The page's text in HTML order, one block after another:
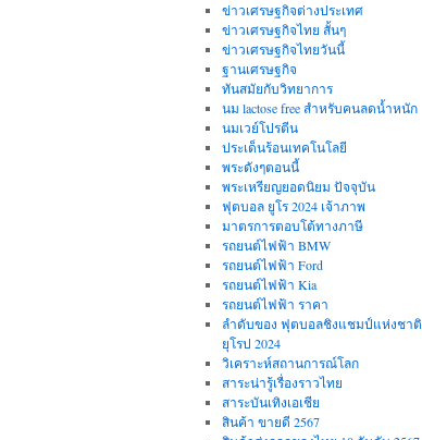
ข่าวเศรษฐกิจต่างประเทศ
ข่าวเศรษฐกิจไทย สั้นๆ
ข่าวเศรษฐกิจไทยวันนี้
ฐานเศรษฐกิจ
ทันสมัยกับวิทยาการ
นม lactose free สำหรับคนลดน้ำหนัก
นมเวย์โปรตีน
ประเด็นร้อนเทคโนโลยี
พระดังๆตอนนี้
พระเหรียญยอดนิยม ปัจจุบัน
ฟุตบอล ยูโร 2024 เจ้าภาพ
มาตรการตอบโต้ทางภาษี
รถยนต์ไฟฟ้า BMW
รถยนต์ไฟฟ้า Ford
รถยนต์ไฟฟ้า Kia
รถยนต์ไฟฟ้า ราคา
ลำดับของ ฟุตบอลชิงแชมป์แห่งชาติ
ยุโรป 2024
วิเคราะห์สถานการณ์โลก
สาระน่ารู้เรื่องราวไทย
สาระบันเทิงเอเชีย
สินค้า ขายดี 2567